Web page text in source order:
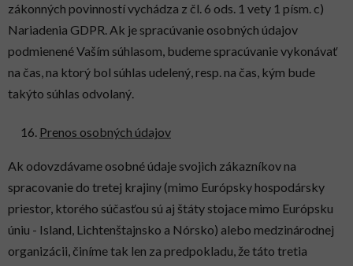
zákonných povinností vychádza z čl. 6 ods. 1 vety 1 písm. c)
Nariadenia GDPR. Ak je spracúvanie osobných údajov
podmienené Vaším súhlasom, budeme spracúvanie vykonávať
na čas, na ktorý bol súhlas udelený, resp. na čas, kým bude
takýto súhlas odvolaný.
Prenos osobných údajov
Ak odovzdávame osobné údaje svojich zákazníkov na
spracovanie do tretej krajiny (mimo Európsky hospodársky
priestor, ktorého súčasťou sú aj štáty stojace mimo Európsku
úniu - Island, Lichtenštajnsko a Nórsko) alebo medzinárodnej
organizácii, činíme tak len za predpokladu, že táto tretia